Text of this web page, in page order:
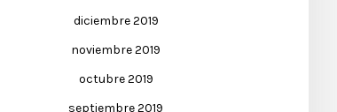
diciembre 2019
noviembre 2019
octubre 2019
septiembre 2019